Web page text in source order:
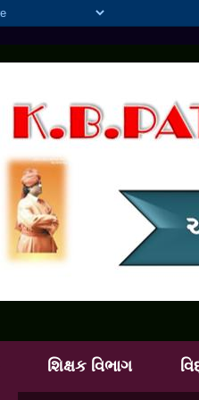
શિક્ષક વિભાગ